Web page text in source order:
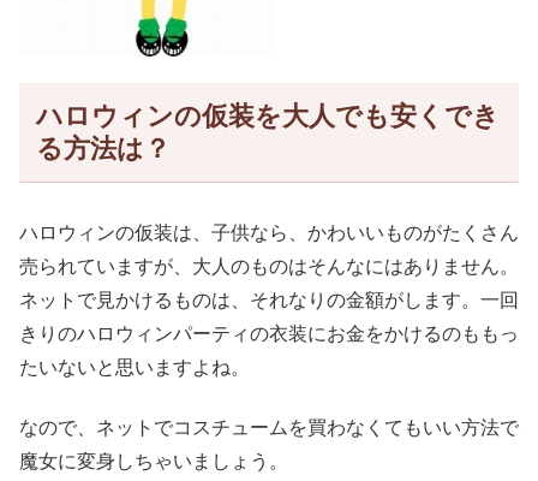
ハロウィンの仮装を大人でも安くでき
る方法は？
ハロウィンの仮装は、子供なら、かわいいものがたくさん
売られていますが、大人のものはそんなにはありません。
ネットで見かけるものは、それなりの金額がします。一回
きりのハロウィンパーティの衣装にお金をかけるのももっ
たいないと思いますよね。
なので、ネットでコスチュームを買わなくてもいい方法で
魔女に変身しちゃいましょう。